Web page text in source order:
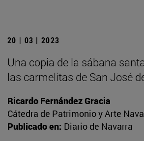
20 | 03 | 2023
Una copia de la sábana
las carmelitas de San José
Ricardo Fernández Gracia
Cátedra de Patrimonio y Arte
Publicado en: Diario de Navarra